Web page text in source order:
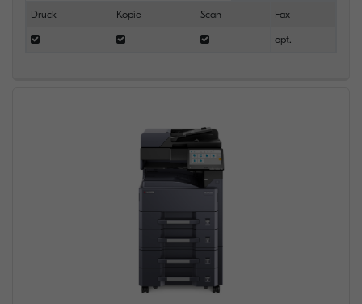
Druck Kopie Scan Fax
opt.